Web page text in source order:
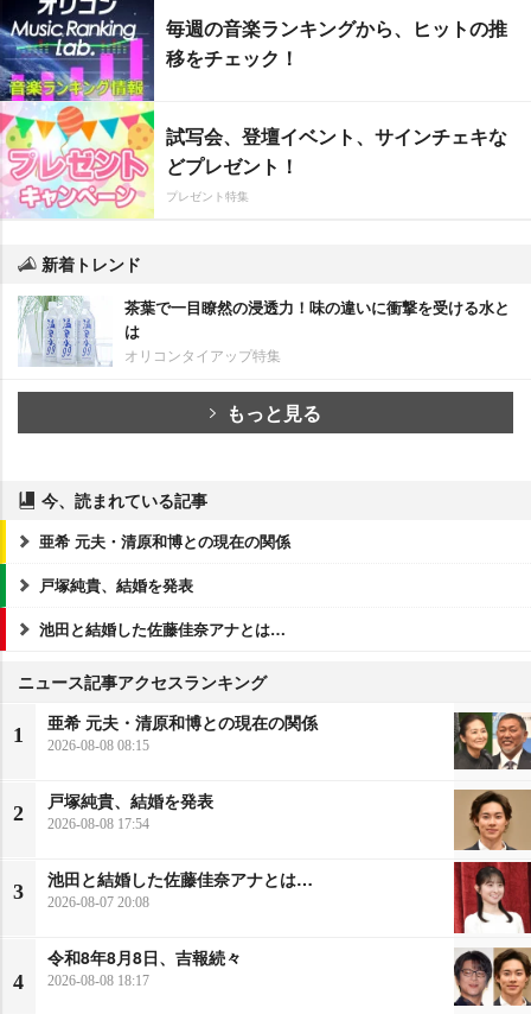
毎週の音楽ランキングから、ヒットの推
移をチェック！
試写会、登壇イベント、サインチェキな
どプレゼント！
プレゼント特集
新着トレンド
茶葉で一目瞭然の浸透力！味の違いに衝撃を受ける水と
は
オリコンタイアップ特集
もっと見る
今、読まれている記事
亜希 元夫・清原和博との現在の関係
戸塚純貴、結婚を発表
池田と結婚した佐藤佳奈アナとは…
ニュース記事アクセスランキング
1
亜希 元夫・清原和博との現在の関係
2026-08-08 08:15
2
戸塚純貴、結婚を発表
2026-08-08 17:54
3
池田と結婚した佐藤佳奈アナとは…
2026-08-07 20:08
4
令和8年8月8日、吉報続々
2026-08-08 18:17